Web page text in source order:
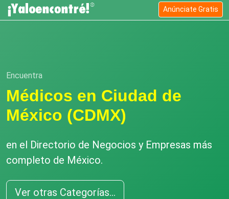
Anúnciate Gratis
Encuentra
Médicos en Ciudad de
México (CDMX)
en el Directorio de Negocios y Empresas más
completo de México.
Ver otras Categorías...